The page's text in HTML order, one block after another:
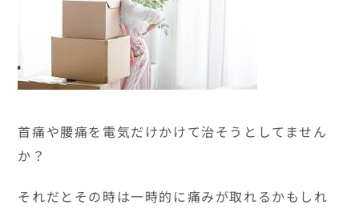
首痛や腰痛を電気だけかけて治そうとしてません
か？
それだとその時は一時的に痛みが取れるかもしれ